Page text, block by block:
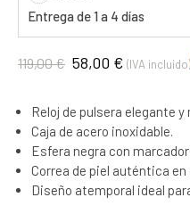
Entrega de 1 a 4 días
119,00 € 58,00 € (IVA incluido)
Reloj de pulsera elegante
Caja de acero inoxidable.
Esfera negra con
Correa de piel auténtica en
Diseño atemporal ideal